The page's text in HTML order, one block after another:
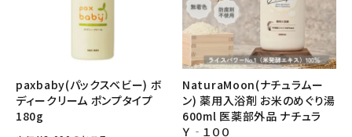
paxbaby(パックスベビー) ボ
ディークリーム ポンプタイプ
180g
NaturaMoon(ナチュラムー
ン) 薬用入浴剤 お米のめぐり湯
600ml 医薬部外品 ナチュラ
Ｙ‐１００